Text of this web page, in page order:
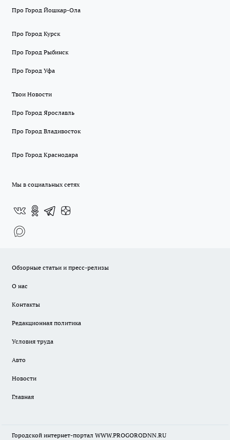
Про Город Йошкар-Ола
Про Город Курск
Про Город Рыбинск
Про Город Уфа
Твои Новости
Про Город Ярославль
Про Город Владивосток
Про Город Краснодара
Мы в социальных сетях
Обзорные статьи и пресс-релизы
О нас
Контакты
Редакционная политика
Условия труда
Авто
Новости
Главная
Городской интернет-портал WWW.PROGORODNN.RU